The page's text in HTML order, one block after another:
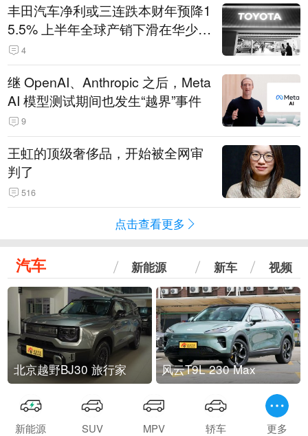
丰田汽车净利或三连跌本财年预降1
5.5% 上半年全球产销下滑在华少卖
14.3万辆
4
继 OpenAI、Anthropic 之后，Meta
AI 模型测试期间也发生“越界”事件
9
王虹的顶级奢侈品，开始被全网审
判了
516
点击查看更多
汽车 新能源 新车 视频
北京越野BJ30 旅行家 风云T9L 230 Max
新能源 SUV MPV 轿车 更多